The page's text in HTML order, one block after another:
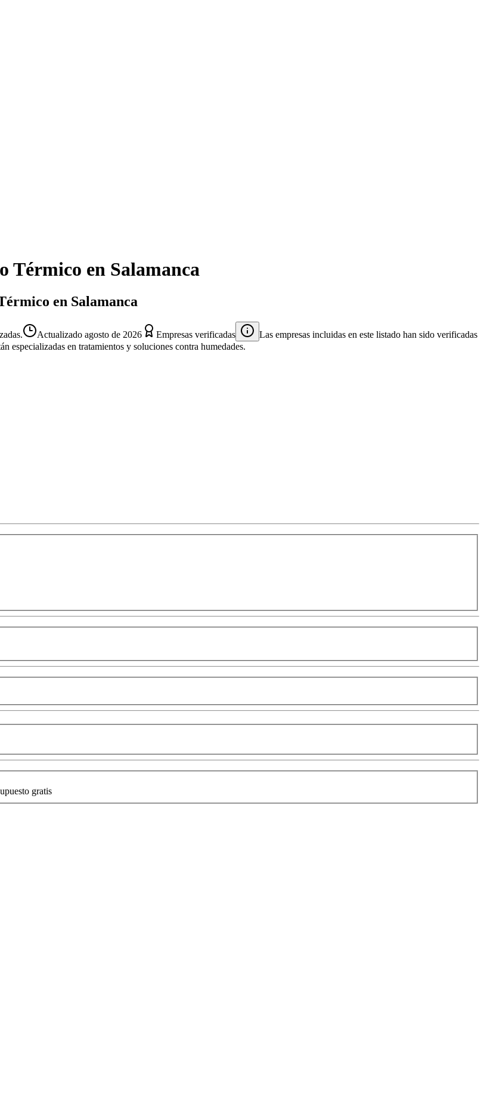
Térmico en Salamanca
en Salamanca
Actualizado agosto de 2026 Empresas verificadas
Las empresas incluidas en este listado han sido verificadas
especializadas en tratamientos y soluciones contra humedades.
gratis